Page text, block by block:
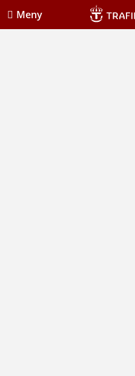
Meny